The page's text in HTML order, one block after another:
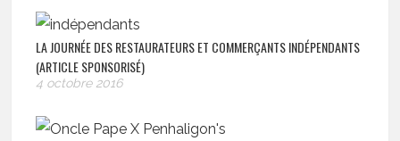
LA JOURNÉE DES RESTAURATEURS ET COMMERÇANTS INDÉPENDANTS
(ARTICLE SPONSORISÉ)
4 octobre 2016